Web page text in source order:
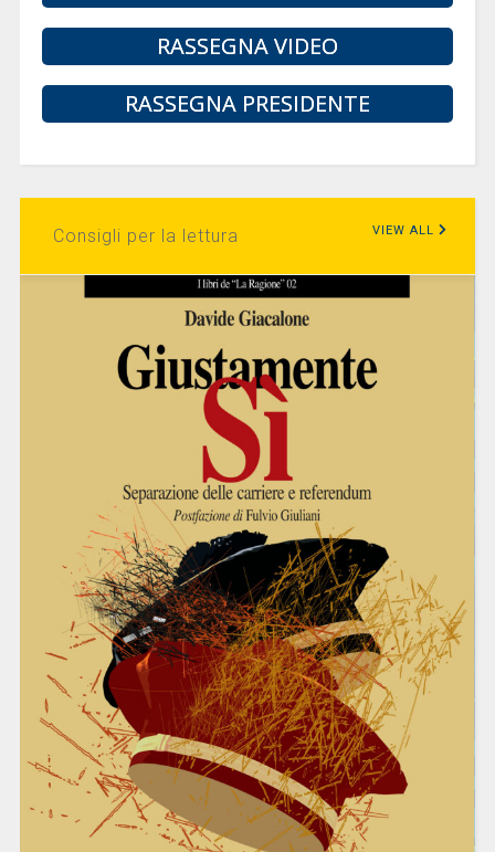
RASSEGNA VIDEO
RASSEGNA PRESIDENTE
Consigli per la lettura VIEW ALL